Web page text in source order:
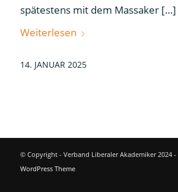
spätestens mit dem Massaker […]
Weiterlesen
14. JANUAR 2025
© Copyright - Verband Liberaler Akademiker 2024 -
WordPress Theme